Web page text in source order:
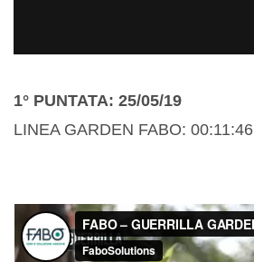
1° PUNTATA: 25/05/19
LINEA GARDEN FABO: 00:11:46